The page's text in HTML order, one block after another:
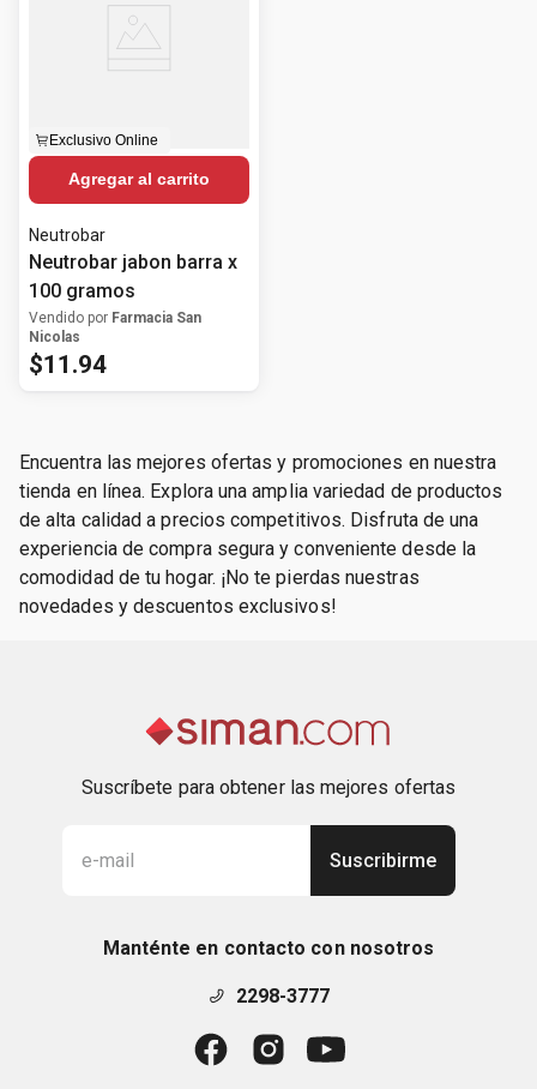
Exclusivo Online
Agregar al carrito
Neutrobar
Neutrobar jabon barra x
100 gramos
Vendido por Farmacia San
Nicolas
$11 .94
Encuentra las mejores ofertas y promociones en nuestra
tienda en línea. Explora una amplia variedad de productos
de alta calidad a precios competitivos. Disfruta de una
experiencia de compra segura y conveniente desde la
comodidad de tu hogar. ¡No te pierdas nuestras
novedades y descuentos exclusivos!
Suscríbete para obtener las mejores ofertas
Suscribirme
Manténte en contacto con nosotros
2298-3777